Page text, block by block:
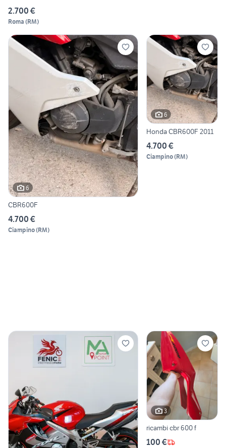
2.700 €
Roma (RM)
6
CBR600F
4.700 €
Ciampino(RM)
6
Honda CBR600F 2011
4.700 €
Ciampino(RM)
3
ricambi cbr 600 f
100 €